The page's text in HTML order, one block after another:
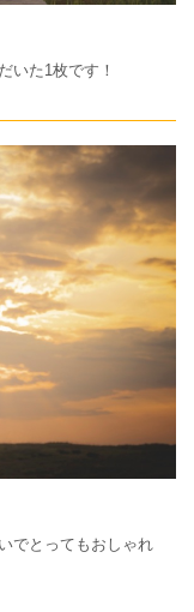
いた1枚です！
でとってもおしゃれ